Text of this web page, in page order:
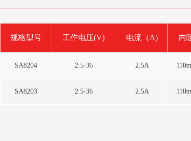
规格型号 工作电压(V) 电流（A) 内
SA8204 2.5-36 2.5A
SA8203 2.5-36 2.5A